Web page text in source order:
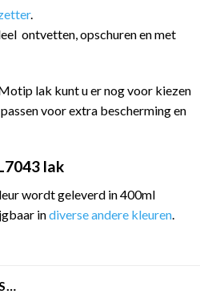
.
ontvetten, opschuren en met
lak kunt u er nog voor kiezen
voor extra bescherming en
lak
wordt geleverd in 400ml
indiverse andere kleuren.